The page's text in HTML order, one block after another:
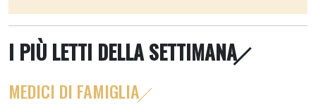
I PIÙ LETTI DELLA SETTIMANA
MEDICI DI FAMIGLIA